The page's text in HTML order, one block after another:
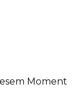
Moment